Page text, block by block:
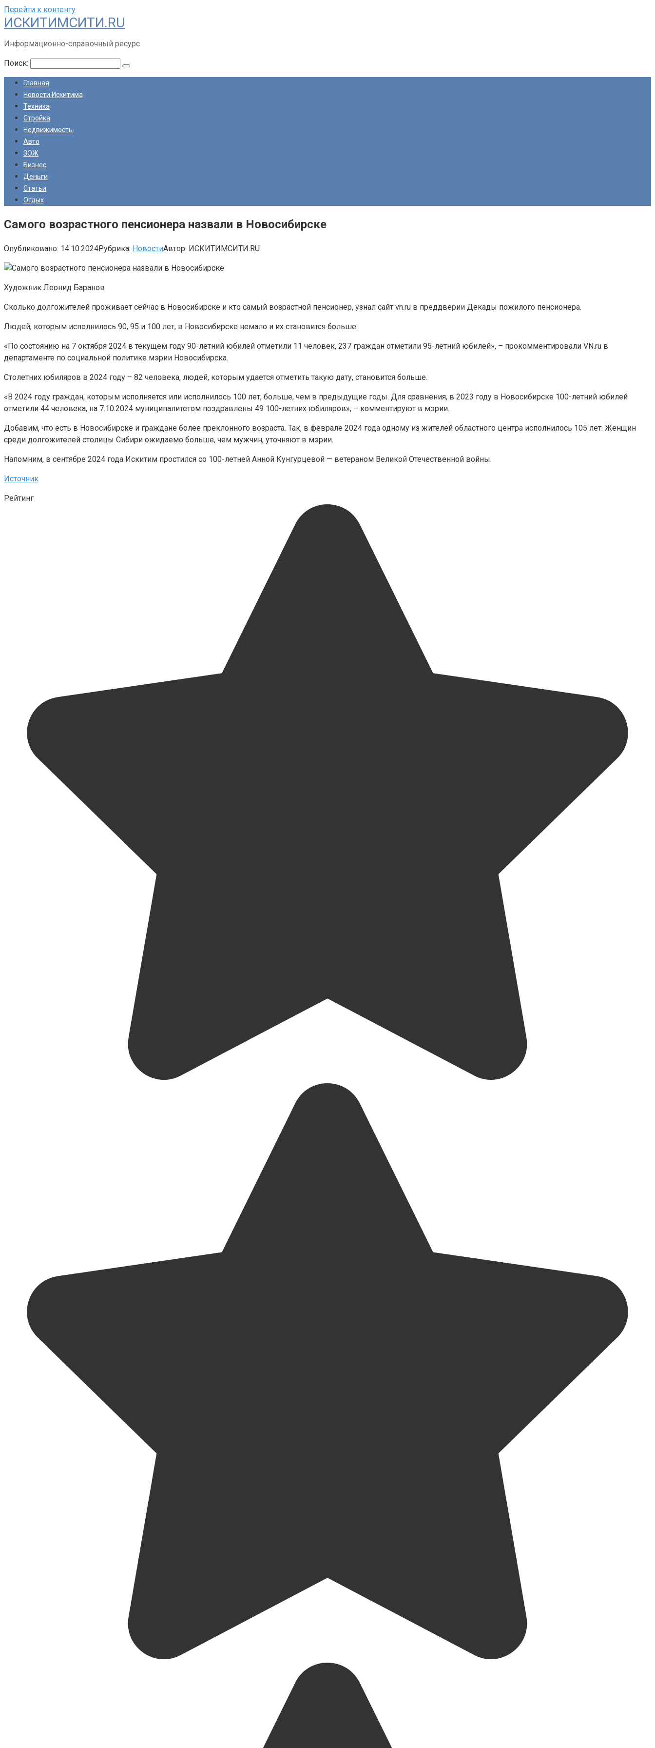
Перейти к контенту
ИСКИТИМСИТИ.RU
Информационно-справочный ресурс
Поиск:
Главная
Новости Искитима
Техника
Стройка
Недвижимость
Авто
ЗОЖ
Бизнес
Деньги
Статьи
Отдых
Самого возрастного пенсионера назвали в Новосибирске
Опубликовано: 14.10.2024Рубрика: НовостиАвтор: ИСКИТИМСИТИ.RU
Художник Леонид Баранов
Сколько долгожителей проживает сейчас в Новосибирске и кто самый возрастной пенсионер, узнал сайт vn.ru в преддверии Декады пожилого пенсионера.
Людей, которым исполнилось 90, 95 и 100 лет, в Новосибирске немало и их становится больше.
«По состоянию на 7 октября 2024 в текущем году 90-летний юбилей отметили 11 человек, 237 граждан отметили 95-летний юбилей», – прокомментировали VN.ru в
департаменте по социальной политике мэрии Новосибирска.
Столетних юбиляров в 2024 году – 82 человека, людей, которым удается отметить такую дату, становится больше.
«В 2024 году граждан, которым исполняется или исполнилось 100 лет, больше, чем в предыдущие годы. Для сравнения, в 2023 году в Новосибирске 100-летний юбилей
отметили 44 человека, на 7.10.2024 муниципалитетом поздравлены 49 100-летних юбиляров», – комментируют в мэрии.
Добавим, что есть в Новосибирске и граждане более преклонного возраста. Так, в феврале 2024 года одному из жителей областного центра исполнилось 105 лет. Женщин
среди долгожителей столицы Сибири ожидаемо больше, чем мужчин, уточняют в мэрии.
Напомним, в сентябре 2024 года Искитим простился со 100-летней Анной Кунгурцевой — ветераном Великой Отечественной войны.
Источник
Рейтинг